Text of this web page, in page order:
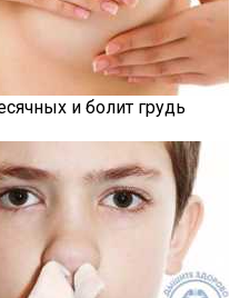
и болит грудь